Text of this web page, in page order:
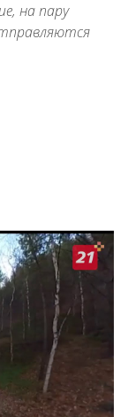
на пару